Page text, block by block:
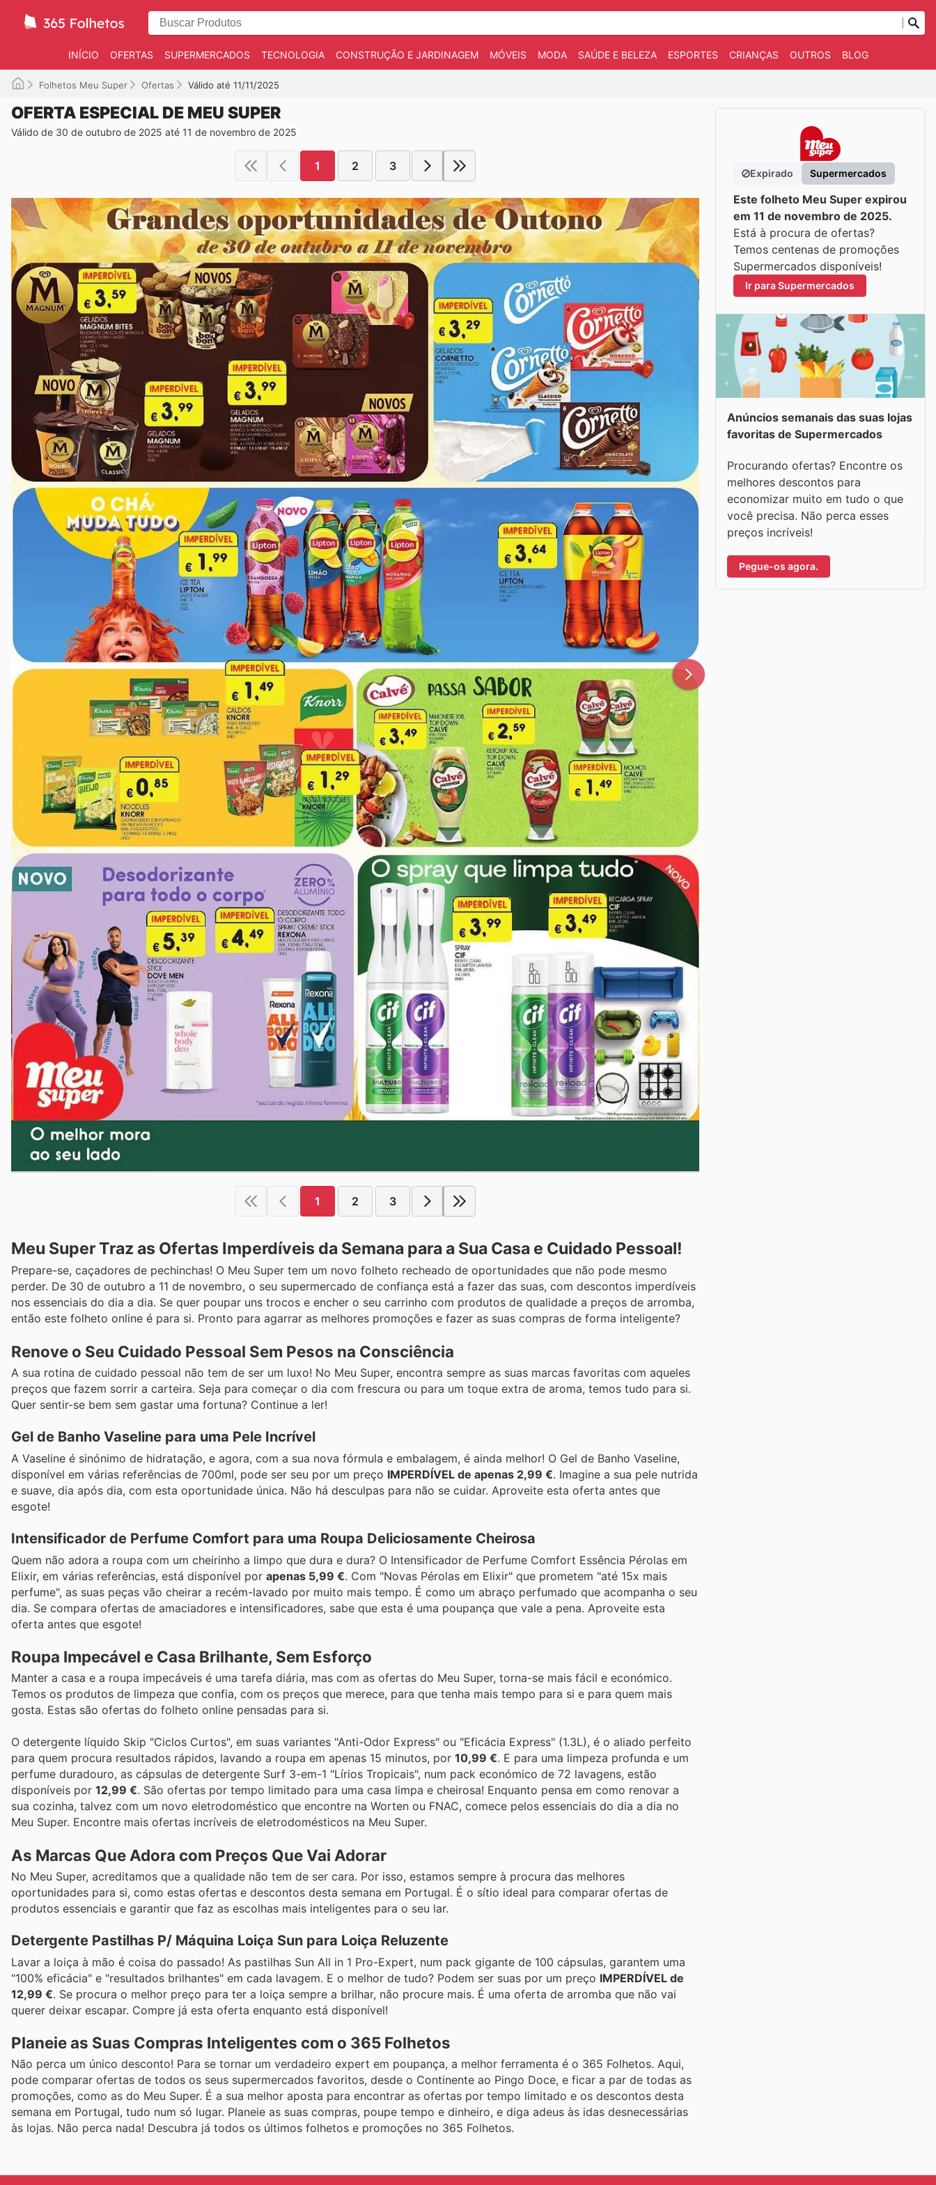
INÍCIO OFERTAS SUPERMERCADOS TECNOLOGIA CONSTRUÇÃO E JARDINAGEM MÓVEIS MODA SAÚDE E BELEZA ESPORTES CRIANÇAS OUTROS BLOG
Folhetos Meu Super Ofertas Válido até 11/11/2025
OFERTA ESPECIAL DE MEU SUPER
Válido de 30 de outubro de 2025 até 11 de novembro de 2025
1 2 3
1 2 3
Meu Super Traz as Ofertas Imperdíveis da Semana para a Sua Casa e Cuidado Pessoal!
Prepare-se, caçadores de pechinchas! O Meu Super tem um novo folheto recheado de oportunidades que não pode mesmo
perder. De 30 de outubro a 11 de novembro, o seu supermercado de confiança está a fazer das suas, com descontos imperdíveis
nos essenciais do dia a dia. Se quer poupar uns trocos e encher o seu carrinho com produtos de qualidade a preços de arromba,
então este folheto online é para si. Pronto para agarrar as melhores promoções e fazer as suas compras de forma inteligente?
Renove o Seu Cuidado Pessoal Sem Pesos na Consciência
A sua rotina de cuidado pessoal não tem de ser um luxo! No Meu Super, encontra sempre as suas marcas favoritas com aqueles
preços que fazem sorrir a carteira. Seja para começar o dia com frescura ou para um toque extra de aroma, temos tudo para si.
Quer sentir-se bem sem gastar uma fortuna? Continue a ler!
Gel de Banho Vaseline para uma Pele Incrível
A Vaseline é sinónimo de hidratação, e agora, com a sua nova fórmula e embalagem, é ainda melhor! O Gel de Banho Vaseline,
disponível em várias referências de 700ml, pode ser seu por um preço IMPERDÍVEL de apenas 2,99 €. Imagine a sua pele nutrida
e suave, dia após dia, com esta oportunidade única. Não há desculpas para não se cuidar. Aproveite esta oferta antes que
esgote!
Intensificador de Perfume Comfort para uma Roupa Deliciosamente Cheirosa
Quem não adora a roupa com um cheirinho a limpo que dura e dura? O Intensificador de Perfume Comfort Essência Pérolas em
Elixir, em várias referências, está disponível por apenas 5,99 €. Com "Novas Pérolas em Elixir" que prometem "até 15x mais
perfume", as suas peças vão cheirar a recém-lavado por muito mais tempo. É como um abraço perfumado que acompanha o seu
dia. Se compara ofertas de amaciadores e intensificadores, sabe que esta é uma poupança que vale a pena. Aproveite esta
oferta antes que esgote!
Roupa Impecável e Casa Brilhante, Sem Esforço
Manter a casa e a roupa impecáveis é uma tarefa diária, mas com as ofertas do Meu Super, torna-se mais fácil e económico.
Temos os produtos de limpeza que confia, com os preços que merece, para que tenha mais tempo para si e para quem mais
gosta. Estas são ofertas do folheto online pensadas para si.
O detergente líquido Skip "Ciclos Curtos", em suas variantes "Anti-Odor Express" ou "Eficácia Express" (1.3L), é o aliado perfeito
para quem procura resultados rápidos, lavando a roupa em apenas 15 minutos, por 10,99 €. E para uma limpeza profunda e um
perfume duradouro, as cápsulas de detergente Surf 3-em-1 "Lírios Tropicais", num pack económico de 72 lavagens, estão
disponíveis por 12,99 €. São ofertas por tempo limitado para uma casa limpa e cheirosa! Enquanto pensa em como renovar a
sua cozinha, talvez com um novo eletrodoméstico que encontre na Worten ou FNAC, comece pelos essenciais do dia a dia no
Meu Super. Encontre mais ofertas incríveis de eletrodomésticos na Meu Super.
As Marcas Que Adora com Preços Que Vai Adorar
No Meu Super, acreditamos que a qualidade não tem de ser cara. Por isso, estamos sempre à procura das melhores
oportunidades para si, como estas ofertas e descontos desta semana em Portugal. É o sítio ideal para comparar ofertas de
produtos essenciais e garantir que faz as escolhas mais inteligentes para o seu lar.
Detergente Pastilhas P/ Máquina Loiça Sun para Loiça Reluzente
Lavar a loiça à mão é coisa do passado! As pastilhas Sun All in 1 Pro-Expert, num pack gigante de 100 cápsulas, garantem uma
"100% eficácia" e "resultados brilhantes" em cada lavagem. E o melhor de tudo? Podem ser suas por um preço IMPERDÍVEL de
12,99 €. Se procura o melhor preço para ter a loiça sempre a brilhar, não procure mais. É uma oferta de arromba que não vai
querer deixar escapar. Compre já esta oferta enquanto está disponível!
Planeie as Suas Compras Inteligentes com o 365 Folhetos
Não perca um único desconto! Para se tornar um verdadeiro expert em poupança, a melhor ferramenta é o 365 Folhetos. Aqui,
pode comparar ofertas de todos os seus supermercados favoritos, desde o Continente ao Pingo Doce, e ficar a par de todas as
promoções, como as do Meu Super. É a sua melhor aposta para encontrar as ofertas por tempo limitado e os descontos desta
semana em Portugal, tudo num só lugar. Planeie as suas compras, poupe tempo e dinheiro, e diga adeus às idas desnecessárias
às lojas. Não perca nada! Descubra já todos os últimos folhetos e promoções no 365 Folhetos.
Expirado Supermercados
Este folheto Meu Super expirou
em 11 de novembro de 2025.
Está à procura de ofertas?
Temos centenas de promoções
Supermercados disponíveis!
Ir para Supermercados
Anúncios semanais das suas lojas
favoritas de Supermercados
Procurando ofertas? Encontre os
melhores descontos para
economizar muito em tudo o que
você precisa. Não perca esses
preços incríveis!
Pegue-os agora.